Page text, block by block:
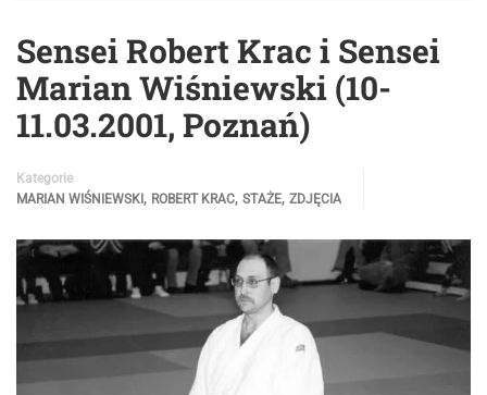
Sensei Robert Krac i Sensei
Marian Wiśniewski (10-
11.03.2001, Poznań)
Kategorie
MARIAN WIŚNIEWSKI , ROBERT KRAC, STAŻE, ZDJĘCIA